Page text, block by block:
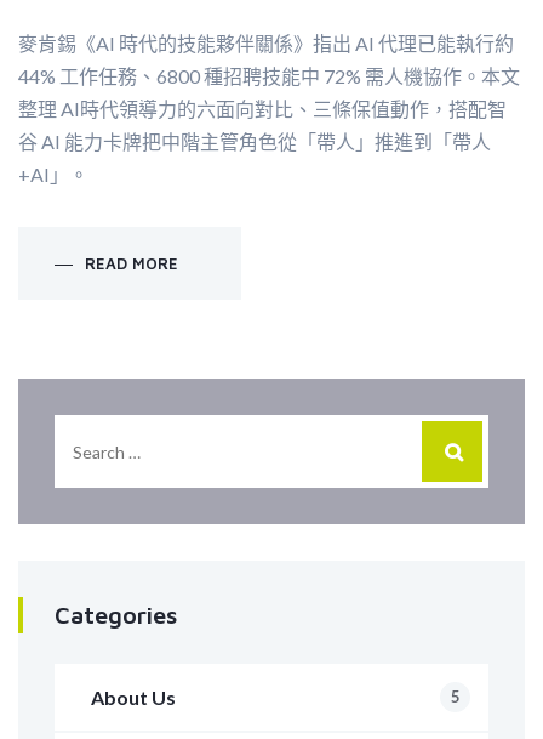
麥肯錫《AI 時代的技能夥伴關係》指出 AI 代理已能執行約
44% 工作任務、6800 種招聘技能中 72% 需人機協作。本文
整理 AI時代領導力的六面向對比、三條保值動作，搭配智
谷 AI 能力卡牌把中階主管角色從「帶人」推進到「帶人
+AI」。
READ MORE
Categories
About Us 5